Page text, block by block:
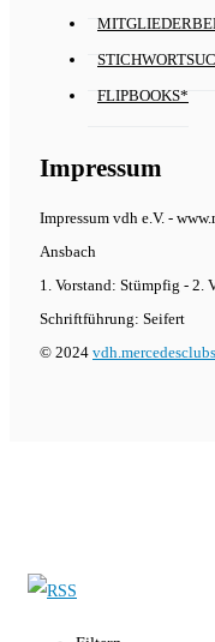
FLIPBOOKS*
Impressum
Impressum vdh e.V. -
Ansbach
1. Vorstand: Stümpfig - 2.
Schriftführung: Seifert
© 2024